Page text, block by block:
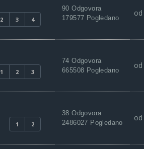
2 3 4
90 Odgovora
179577 Pogledano
od
1 2 3
74 Odgovora
665508 Pogledano
od
1 2
38 Odgovora
2486027 Pogledano
od